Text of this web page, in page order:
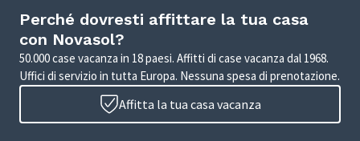
Perché dovresti affittare la tua casa
con Novasol?
50.000 case vacanza in 18 paesi. Affitti di case vacanza dal 1968.
Uffici di servizio in tutta Europa. Nessuna spesa di prenotazione.
Affitta la tua casa vacanza